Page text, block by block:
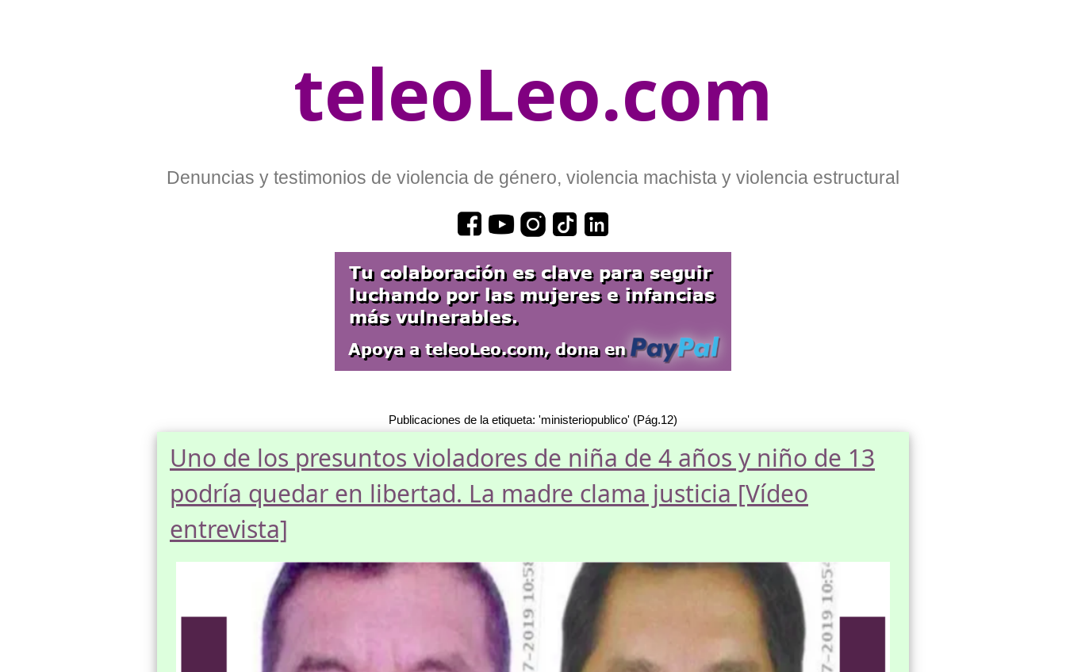
teleoLeo.com
Denuncias y testimonios de violencia de género, violencia machista y violencia estructural
Publicaciones de la etiqueta: 'ministeriopublico' (Pág.12)
Uno de los presuntos violadores de niña de 4 años y niño de 13
podría quedar en libertad. La madre clama justicia [Vídeo
entrevista]